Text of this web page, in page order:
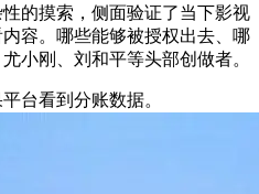
的摸索，侧面验证了当下影视
容。哪些能够被授权出去、哪
小刚、刘和平等头部创做者。
看到分账数据。